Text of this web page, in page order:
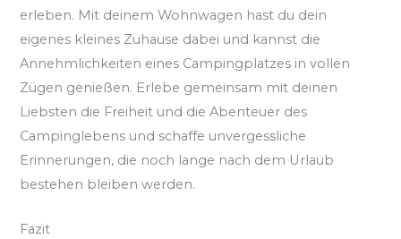
erleben. Mit deinem Wohnwagen hast du dein
eigenes kleines Zuhause dabei und kannst die
Annehmlichkeiten eines Campingplatzes in vollen
Zügen genießen. Erlebe gemeinsam mit deinen
Liebsten die Freiheit und die Abenteuer des
Campinglebens und schaffe unvergessliche
Erinnerungen, die noch lange nach dem Urlaub
bestehen bleiben werden.
Fazit